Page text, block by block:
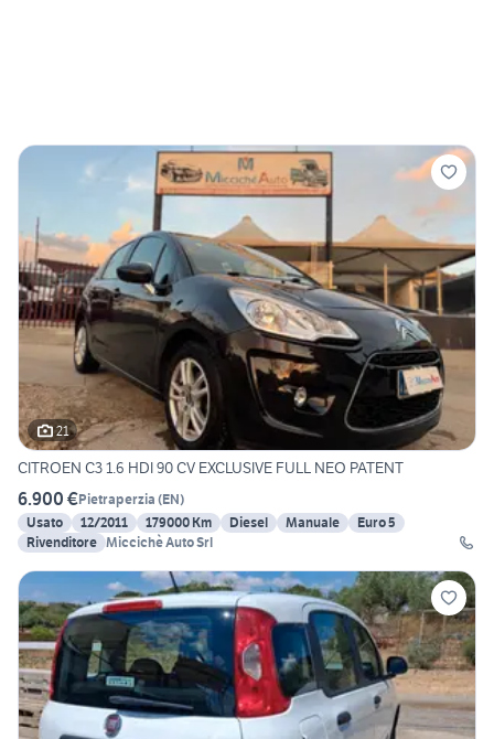
21
CITROEN C3 1.6 HDI 90 CV EXCLUSIVE FULL NEO PATENT
6.900 €Pietraperzia (EN)
Usato
12/2011 179000 Km Diesel Manuale
Euro 5
Rivenditore Miccichè Auto Srl